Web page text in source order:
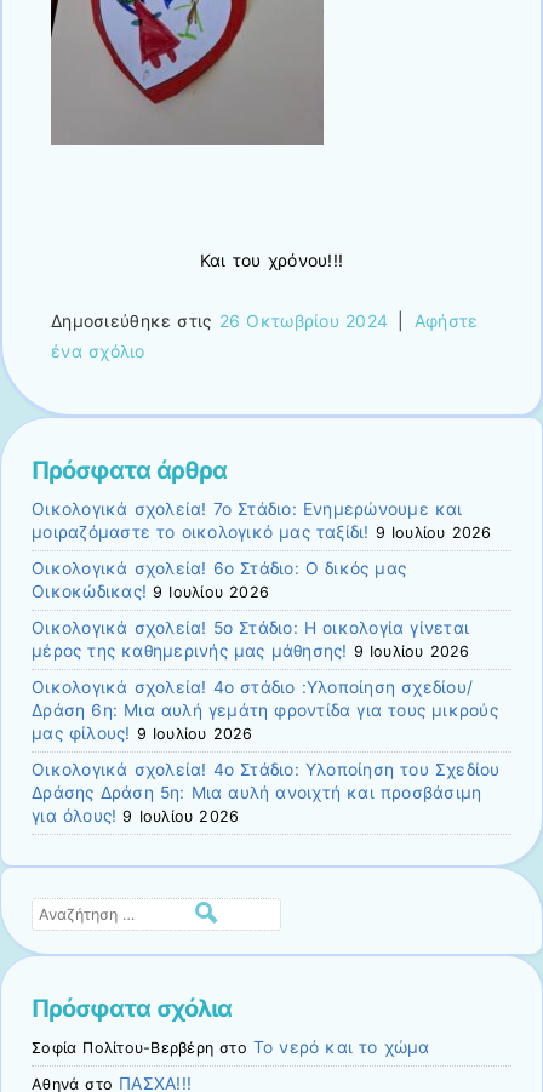
Και του χρόνου!!!
Δημοσιεύθηκε στις 26 Οκτωβρίου 2024
Αφήστε
ένα σχόλιο
Πρόσφατα άρθρα
Οικολογικά σχολεία! 7ο Στάδιο: Ενημερώνουμε και
μοιραζόμαστε το οικολογικό μας ταξίδι! 9 Ιουλίου 2026
Οικολογικά σχολεία! 6ο Στάδιο: Ο δικός μας
Οικοκώδικας! 9 Ιουλίου 2026
Οικολογικά σχολεία! 5ο Στάδιο: Η οικολογία γίνεται
μέρος της καθημερινής μας μάθησης! 9 Ιουλίου 2026
Οικολογικά σχολεία! 4ο στάδιο :Υλοποίηση σχεδίου/
Δράση 6η: Μια αυλή γεμάτη φροντίδα για τους μικρούς
μας φίλους! 9 Ιουλίου 2026
Οικολογικά σχολεία! 4ο Στάδιο: Υλοποίηση του Σχεδίου
Δράσης Δράση 5η: Μια αυλή ανοιχτή και προσβάσιμη
για όλους! 9 Ιουλίου 2026
Αναζήτηση
Πρόσφατα σχόλια
Σοφία Πολίτου-Βερβέρη στο Το νερό και το χώμα
Αθηνά στο ΠΑΣΧΑ!!!